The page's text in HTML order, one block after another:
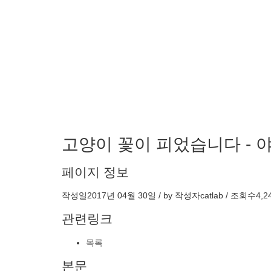
고양이 꽃이 피었습니다 -
페이지 정보
작성일2017년 04월 30일 / by 작성자catlab / 조회수
관련링크
목록
본문